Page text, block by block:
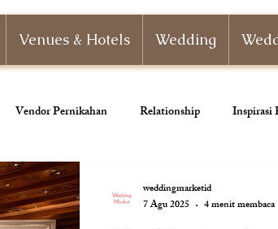
Venues & Hotels Wedding
Vendor Pernikahan Relationship Inspirasi
weddingmarketid
7 Agu 2025
4 menit membaca